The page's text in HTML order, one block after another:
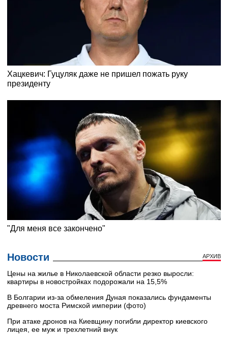
Новости АРХИВ
Цены на жилье в Николаевской области резко выросли:
квартиры в новостройках подорожали на 15,5%
В Болгарии из-за обмеления Дуная показались фундаменты
древнего моста Римской империи (фото)
При атаке дронов на Киевщину погибли директор киевского
лицея, ее муж и трехлетний внук